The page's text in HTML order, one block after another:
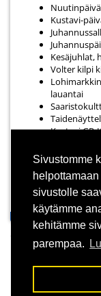
Sivustomme
sivustolle
käytämme
kehitämme
parempaa.
Kustavi-
Kesäjuhlat,
Volter kilpi
lauantai
Kustavi
Lisätietoja:
© Panorama Finland
päätoimittaja Taisto